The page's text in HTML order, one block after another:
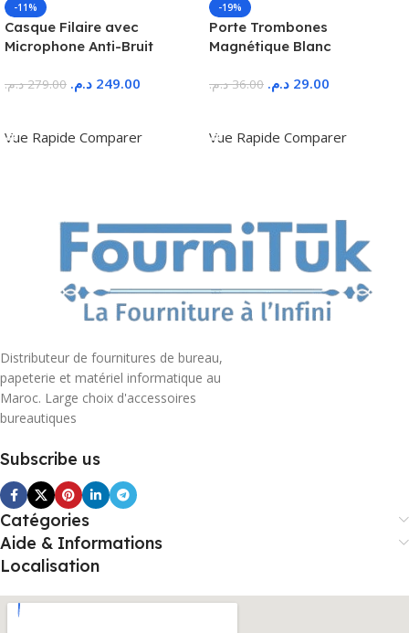
-11%
Casque Filaire avec
Microphone Anti-Bruit
279.00 د.م. 249.00 د.م.
Vue Rapide Comparer
-19%
Porte Trombones
Magnétique Blanc
36.00 د.م. 29.00 د.م.
Vue Rapide Comparer
Distributeur de fournitures de bureau,
papeterie et matériel informatique au
Maroc. Large choix d'accessoires
bureautiques
Subscribe us
Catégories
Aide & Informations
Localisation